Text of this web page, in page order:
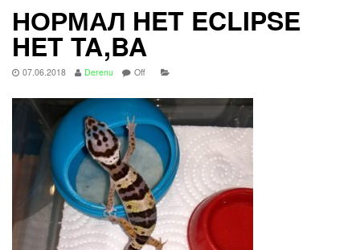
НОРМАЛ HET ECLIPSE
HET TA,BA
07.06.2018 Derenu Off